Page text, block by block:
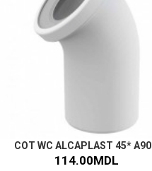
COT WC ALCAPLAST 45*
114.00MDL